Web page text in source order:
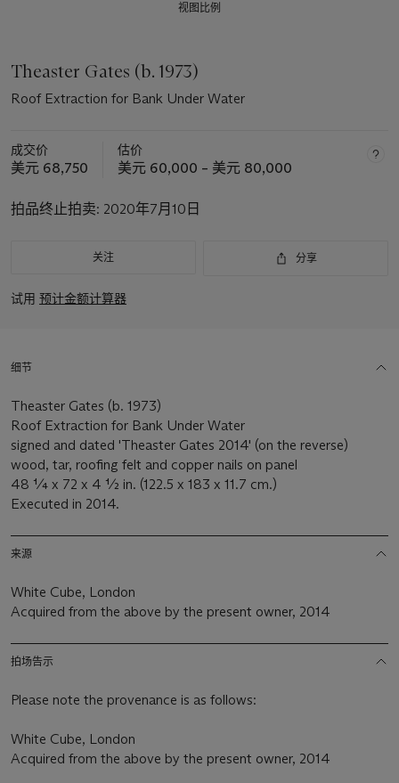
视图比例
Theaster Gates (b. 1973)
Roof Extraction for Bank Under Water
成交价
美元 68,750
估价
美元 60,000 – 美元 80,000
拍品终止拍卖: 2020年7月10日
关注 分享
试用 预计金额计算器
细节
Theaster Gates (b. 1973)
Roof Extraction for Bank Under Water
signed and dated 'Theaster Gates 2014' (on the reverse)
wood, tar, roofing felt and copper nails on panel
48 ¼ x 72 x 4 ½ in. (122.5 x 183 x 11.7 cm.)
Executed in 2014.
来源
White Cube, London
Acquired from the above by the present owner, 2014
拍场告示
Please note the provenance is as follows:
White Cube, London
Acquired from the above by the present owner, 2014